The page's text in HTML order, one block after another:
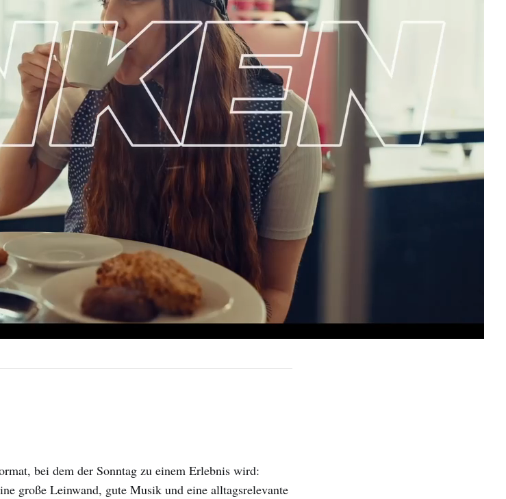
bei dem der Sonntag zu einem Erlebnis wird:
große Leinwand, gute Musik und eine alltagsrelevante